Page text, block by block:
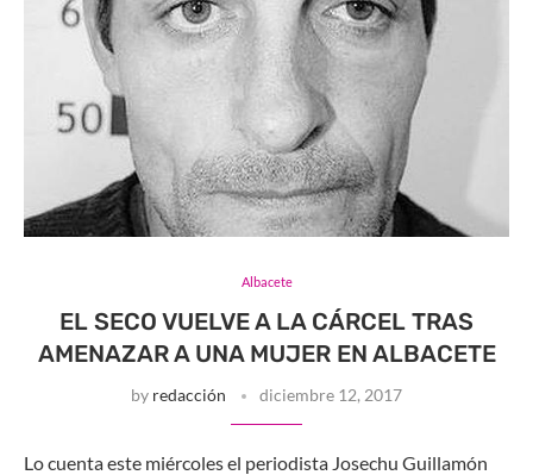
Albacete
EL SECO VUELVE A LA CÁRCEL TRAS
AMENAZAR A UNA MUJER EN ALBACETE
by redacción diciembre 12, 2017
Lo cuenta este miércoles el periodista Josechu Guillamón